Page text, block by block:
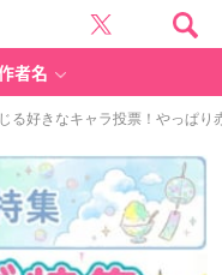
者名
る好きなキャラ投票！やっぱり